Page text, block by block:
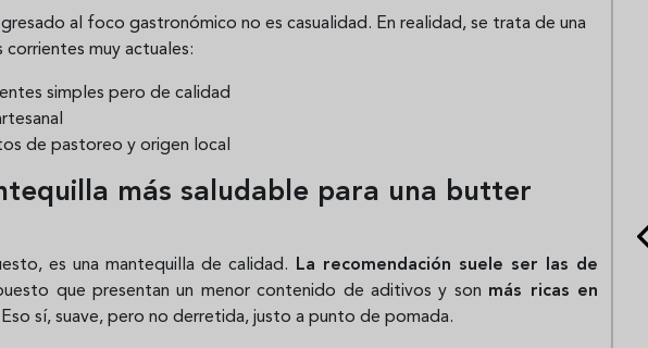
al foco gastronómico no es casualidad. En realidad, se trata de una
corrientes muy actuales:
simples pero de calidad
de pastoreo y origen local
más saludable para una butter
es una mantequilla de calidad. La recomendación suele ser las de
que presentan un menor contenido de aditivos y son más ricas en
Eso sí, suave, pero no derretida, justo a punto de pomada.